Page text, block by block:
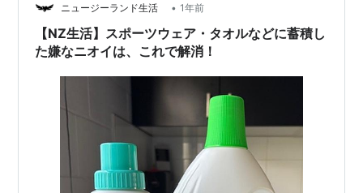
ニュージーランド生活 • 1年前
【NZ生活】スポーツウェア・タオルなどに蓄積し
た嫌なニオイは、これで解消！